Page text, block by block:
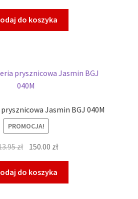
do koszyka
Jasmin BGJ 040M
PROMOCJA!
zł Pierwotna
wynosiła:
313.95 zł.
150.00 złAktualna
150.00 zł.
do koszyka